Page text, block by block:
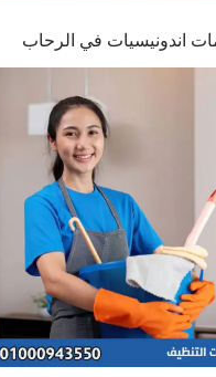
اندونيسيات في الرحاب